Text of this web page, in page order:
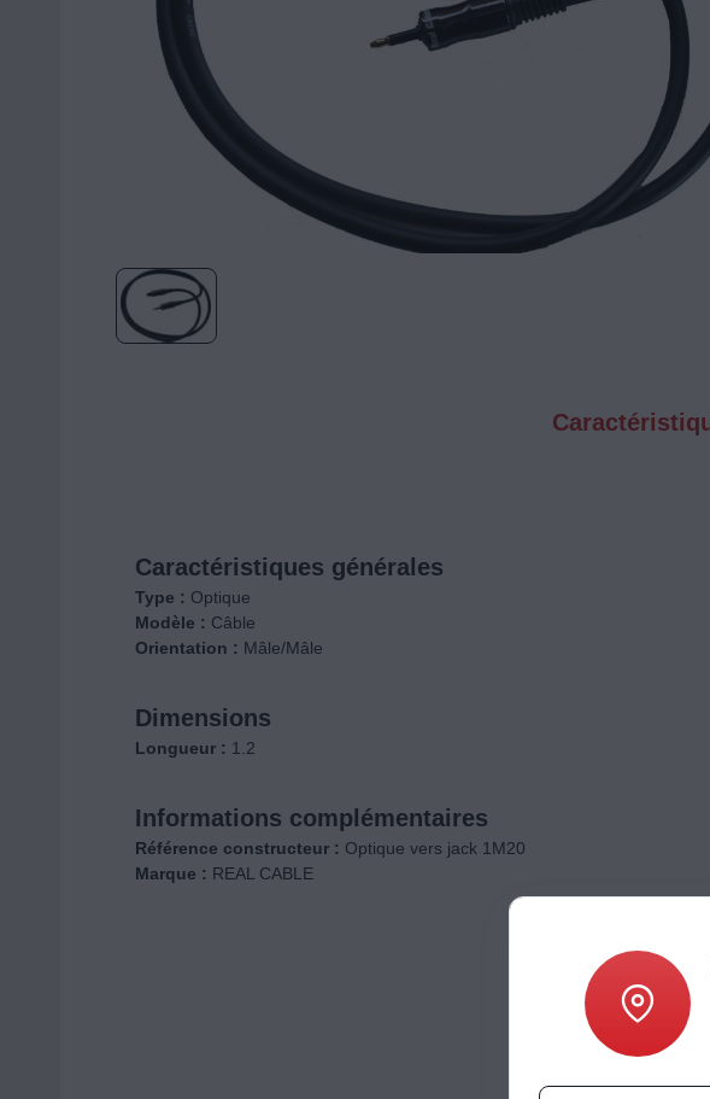
Caractéristiques générales
Type : Optique
Modèle : Câble
Orientation : Mâle/Mâle
Dimensions
Longueur : 1.2
Informations complémentaires
Référence constructeur : Optique vers jack 1M20
Marque : REAL CABLE
Caractéristiques